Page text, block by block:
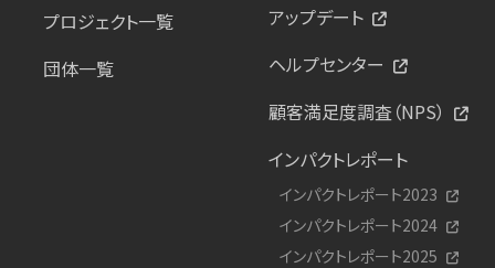
プロジェクト一覧
団体一覧
アップデート
ヘルプセンター
顧客満足度調査（NPS）
インパクトレポート
インパクトレポート2023
インパクトレポート2024
インパクトレポート2025